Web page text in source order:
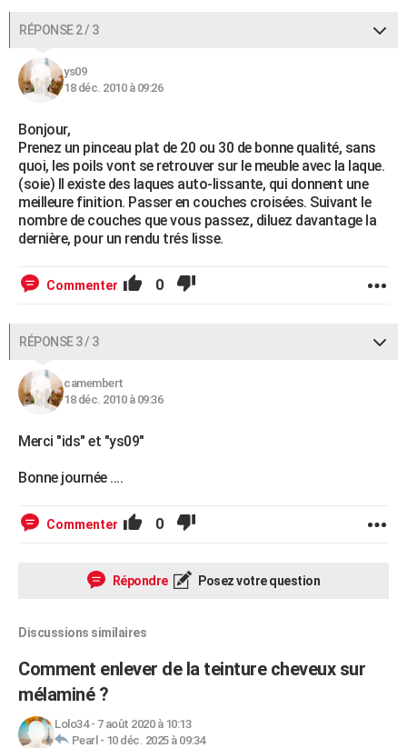
RÉPONSE 2 / 3
ys09
18 déc. 2010 à 09:26
Bonjour,
Prenez un pinceau plat de 20 ou 30 de bonne qualité, sans
quoi, les poils vont se retrouver sur le meuble avec la laque.
(soie) Il existe des laques auto-lissante, qui donnent une
meilleure finition. Passer en couches croisées. Suivant le
nombre de couches que vous passez, diluez davantage la
dernière, pour un rendu trés lisse.
Commenter 0
RÉPONSE 3 / 3
camembert
18 déc. 2010 à 09:36
Merci "ids" et "ys09"
Bonne journée ....
Commenter 0
Répondre Posez votre question
Discussions similaires
Comment enlever de la teinture cheveux sur
mélaminé ?
Lolo34- 7 août 2020 à 10:13
Pearl - 10 déc. 2025 à 09:34